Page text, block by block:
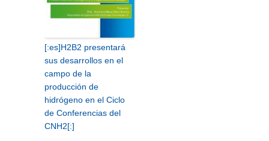
[:es]H2B2 presentará
sus desarrollos en el
campo de la
producción de
hidrógeno en el Ciclo
de Conferencias del
CNH2[:]